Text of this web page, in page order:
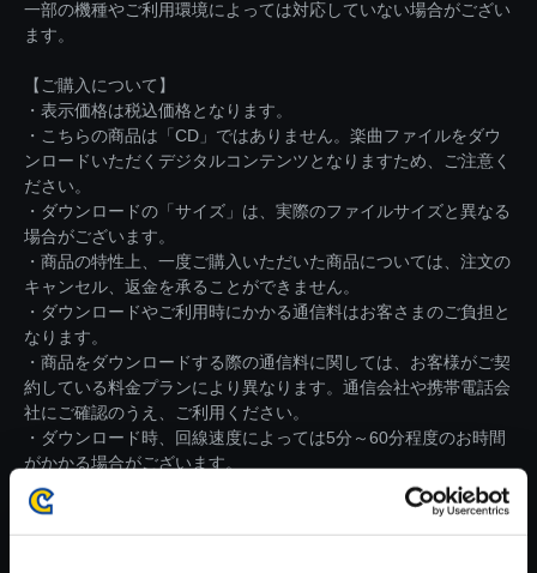
一部の機種やご利用環境によっては対応していない場合がござい
ます。
【ご購入について】
・表示価格は税込価格となります。
・こちらの商品は「CD」ではありません。楽曲ファイルをダウ
ンロードいただくデジタルコンテンツとなりますため、ご注意く
ださい。
・ダウンロードの「サイズ」は、実際のファイルサイズと異なる
場合がございます。
・商品の特性上、一度ご購入いただいた商品については、注文の
キャンセル、返金を承ることができません。
・ダウンロードやご利用時にかかる通信料はお客さまのご負担と
なります。
・商品をダウンロードする際の通信料に関しては、お客様がご契
約している料金プランにより異なります。通信会社や携帯電話会
社にご確認のうえ、ご利用ください。
・ダウンロード時、回線速度によっては5分～60分程度のお時間
がかかる場合がございます。
※ご購入いただいたファイルのダウンロードの際には、通信環境
が安定しているWifi環境でお試しください。